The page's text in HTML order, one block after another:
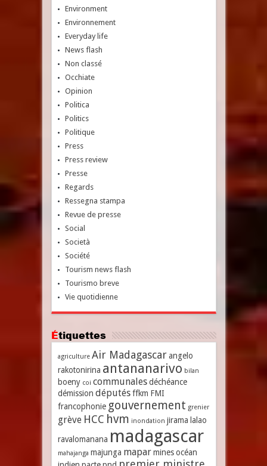
Environment
Environnement
Everyday life
News flash
Non classé
Occhiate
Opinion
Politica
Politics
Politique
Press
Press review
Presse
Regards
Ressegna stampa
Revue de presse
Social
Società
Société
Tourism news flash
Tourismo breve
Vie quotidienne
Étiquettes
agriculture Air Madagascar angelo
rakotonirina antananarivo bilan
boeny coi communales déchéance
démission députés ffkm FMI
francophonie gouvernement grenier
grève HCC hvm inondation jirama lalao
ravalomanana madagascar
mahajanga majunga mapar mines océan